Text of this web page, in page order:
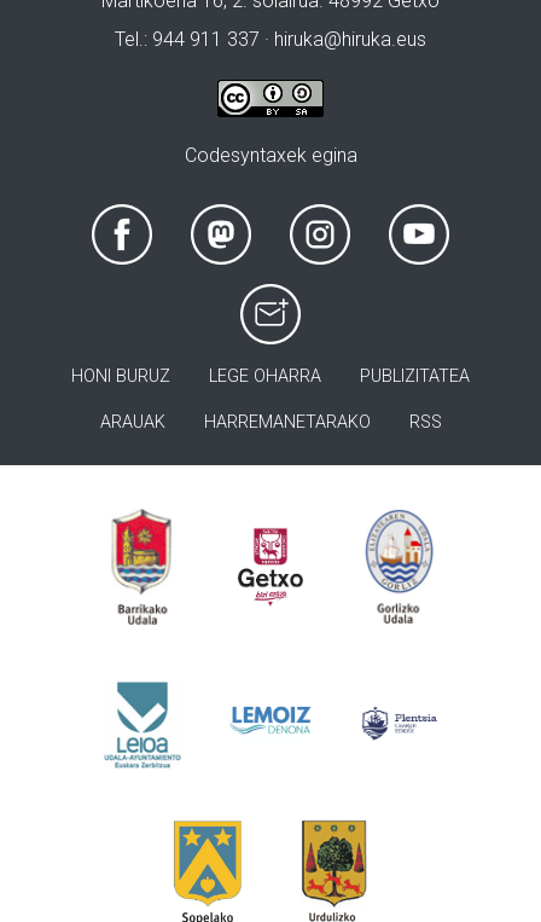
Tel.: 944 911 337 · hiruka@hiruka.eus
Codesyntaxek egina
HONI BURUZ LEGE OHARRA PUBLIZITATEA
ARAUAK HARREMANETARAKO RSS